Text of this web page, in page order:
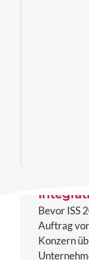
Bevor ISS
Auftrag
Konzern